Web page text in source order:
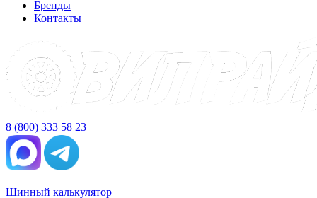
Бренды
Контакты
8 (800) 333 58 23
Шинный калькулятор